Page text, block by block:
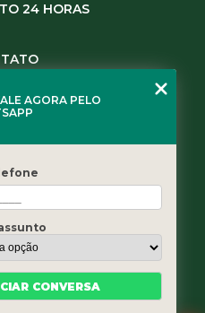
24 HORAS
5871
somos
Blog
AGORA PELO
CONVERSA